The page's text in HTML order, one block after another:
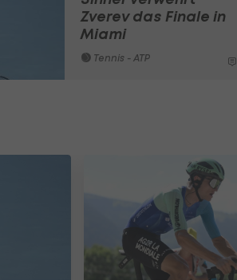
Zverev das Finale in
Miami
Tennis - ATP